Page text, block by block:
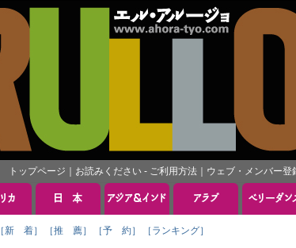
トップページ お読みください - ご利用方法 ウェブ・メンバー登
［新 着］ ［推 薦］ ［予 約］ ［ランキング］